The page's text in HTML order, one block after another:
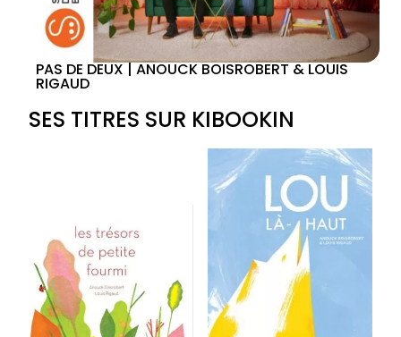
PAS DE DEUX | ANOUCK BOISROBERT & LOUIS
RIGAUD
SES TITRES SUR KIBOOKIN